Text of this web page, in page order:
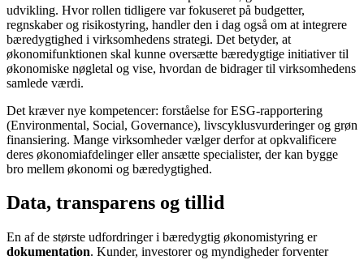
udvikling. Hvor rollen tidligere var fokuseret på budgetter,
regnskaber og risikostyring, handler den i dag også om at integrere
bæredygtighed i virksomhedens strategi. Det betyder, at
økonomifunktionen skal kunne oversætte bæredygtige initiativer til
økonomiske nøgletal og vise, hvordan de bidrager til virksomhedens
samlede værdi.
Det kræver nye kompetencer: forståelse for ESG-rapportering
(Environmental, Social, Governance), livscyklusvurderinger og grøn
finansiering. Mange virksomheder vælger derfor at opkvalificere
deres økonomiafdelinger eller ansætte specialister, der kan bygge
bro mellem økonomi og bæredygtighed.
Data, transparens og tillid
En af de største udfordringer i bæredygtig økonomistyring er
dokumentation. Kunder, investorer og myndigheder forventer